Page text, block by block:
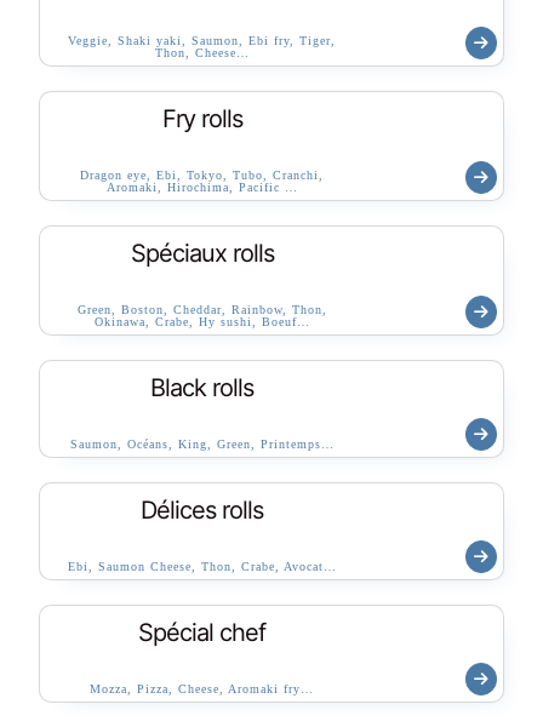
Veggie, Shaki yaki, Saumon, Ebi fry, Tiger,
Thon, Cheese…
Fry rolls
Dragon eye, Ebi, Tokyo, Tubo, Cranchi,
Aromaki, Hirochima, Pacific …
Spéciaux rolls
Green, Boston, Cheddar, Rainbow, Thon,
Okinawa, Crabe, Hy sushi, Boeuf…
Black rolls
Saumon, Océans, King, Green, Printemps…
Délices rolls
Ebi, Saumon Cheese, Thon, Crabe, Avocat…
Spécial chef
Mozza, Pizza, Cheese, Aromaki fry…